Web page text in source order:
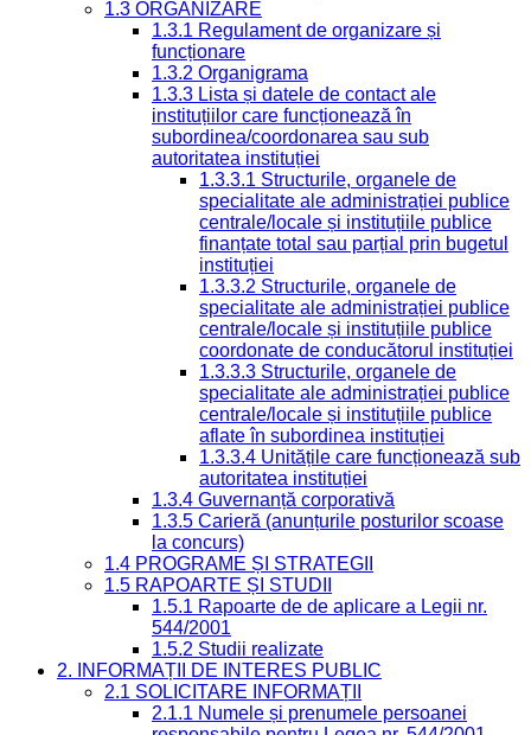
1.3 ORGANIZARE
1.3.1 Regulament de organizare și
funcționare
1.3.2 Organigrama
1.3.3 Lista și datele de contact ale
instituțiilor care funcționează în
subordinea/coordonarea sau sub
autoritatea instituției
1.3.3.1 Structurile, organele de
specialitate ale administrației publice
centrale/locale și instituțiile publice
finanțate total sau parțial prin bugetul
instituției
1.3.3.2 Structurile, organele de
specialitate ale administrației publice
centrale/locale și instituțiile publice
coordonate de conducătorul instituției
1.3.3.3 Structurile, organele de
specialitate ale administrației publice
centrale/locale și instituțiile publice
aflate în subordinea instituției
1.3.3.4 Unitățile care funcționează sub
autoritatea instituției
1.3.4 Guvernanță corporativă
1.3.5 Carieră (anunțurile posturilor scoase
la concurs)
1.4 PROGRAME ȘI STRATEGII
1.5 RAPOARTE ȘI STUDII
1.5.1 Rapoarte de de aplicare a Legii nr.
544/2001
1.5.2 Studii realizate
2. INFORMAȚII DE INTERES PUBLIC
2.1 SOLICITARE INFORMAȚII
2.1.1 Numele și prenumele persoanei